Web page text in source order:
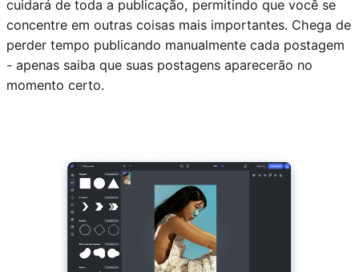
cuidará de toda a publicação, permitindo que você se
concentre em outras coisas mais importantes. Chega de
perder tempo publicando manualmente cada postagem
- apenas saiba que suas postagens aparecerão no
momento certo.